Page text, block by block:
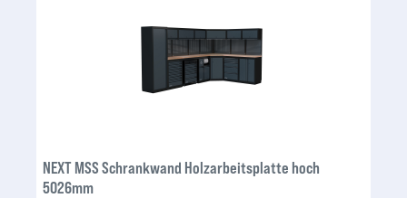
NEXT MSS Schrankwand Holzarbeitsplatte hoch
5026mm